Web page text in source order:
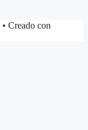
• Creado con